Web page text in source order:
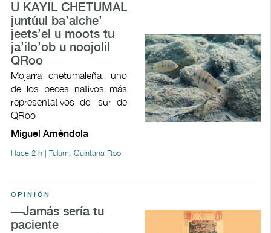
U KAYIL CHETUMAL
juntúul ba’alche’
jeets’el u moots tu
ja’ilo’ob u noojolil
QRoo
Mojarra chetumaleña, uno
de los peces nativos más
representativos del sur de
QRoo
Miguel Améndola
Hace 2 h | Tulum, Quintana Roo
OPINIÓN
—Jamás sería tu
paciente